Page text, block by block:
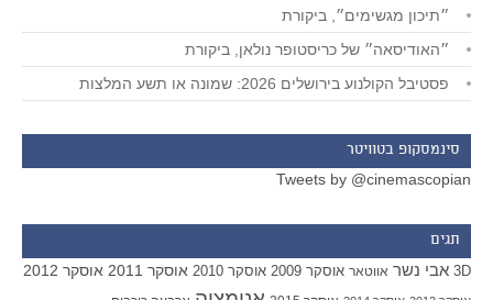
״תיכון מגשימים״, ביקורת
״האודיסאה״ של כריסטופר נולאן, ביקורת
פסטיבל הקולנוע בירושלים 2026: שמונה או תשע המלצות
סינמסקופ בטוויטר
Tweets by @cinemascopian
תגים
3D אבי נשר אווטאר אוסקר 2009 אוסקר 2010 אוסקר 2011 אוסקר 2012